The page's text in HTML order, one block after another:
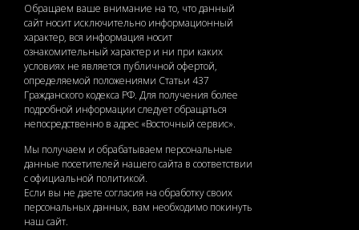
Обращаем ваше внимание на то, что данный
сайт носит исключительно информационный
характер, вся информация носит
ознакомительный характер и ни при каких
условиях не является публичной офертой,
определяемой положениями Статьи 437
Гражданского кодекса РФ. Для получения более
подробной информации следует обращаться
непосредственно в адрес «Восточный сервис».
Мы получаем и обрабатываем персональные
данные посетителей нашего сайта в соответствии
с официальной политикой.
Если вы не даете согласия на обработку своих
персональных данных, вам необходимо покинуть
наш сайт.